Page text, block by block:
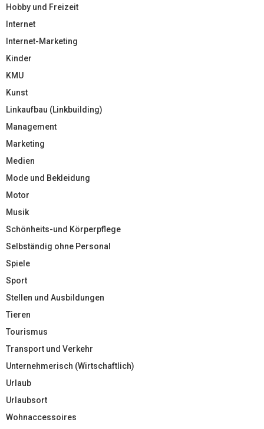
Hobby und Freizeit
Internet
Internet-Marketing
Kinder
KMU
Kunst
Linkaufbau (Linkbuilding)
Management
Marketing
Medien
Mode und Bekleidung
Motor
Musik
Schönheits-und Körperpflege
Selbständig ohne Personal
Spiele
Sport
Stellen und Ausbildungen
Tieren
Tourismus
Transport und Verkehr
Unternehmerisch (Wirtschaftlich)
Urlaub
Urlaubsort
Wohnaccessoires